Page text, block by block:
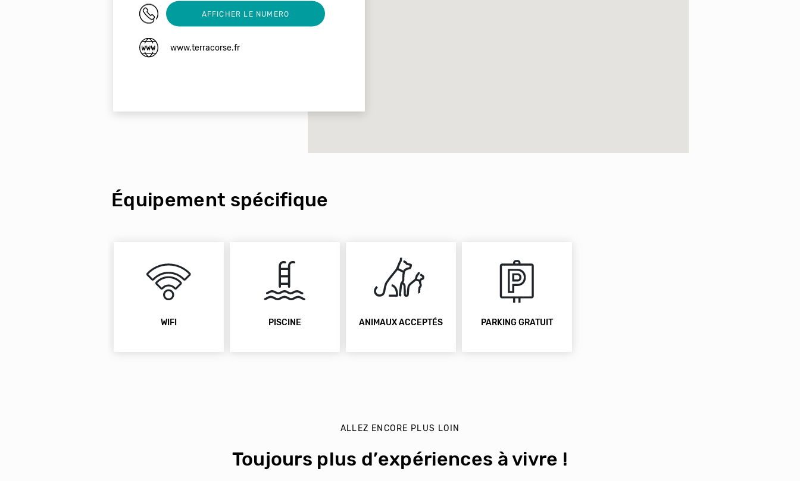
04 95 71 02 12AFFICHER LE NUMERO
www.terracorse.fr
Équipement spécifique
WIFI PISCINE ANIMAUX ACCEPTÉS PARKING GRATUIT
ALLEZ ENCORE PLUS LOIN
Toujours plus d’expériences à vivre !